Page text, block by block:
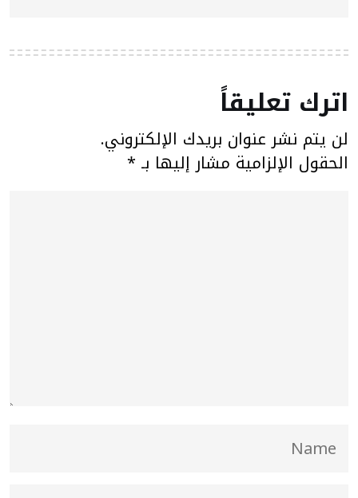
اترك تعليقاً
لن يتم نشر عنوان بريدك الإلكتروني.
الحقول الإلزامية مشار إليها بـ *